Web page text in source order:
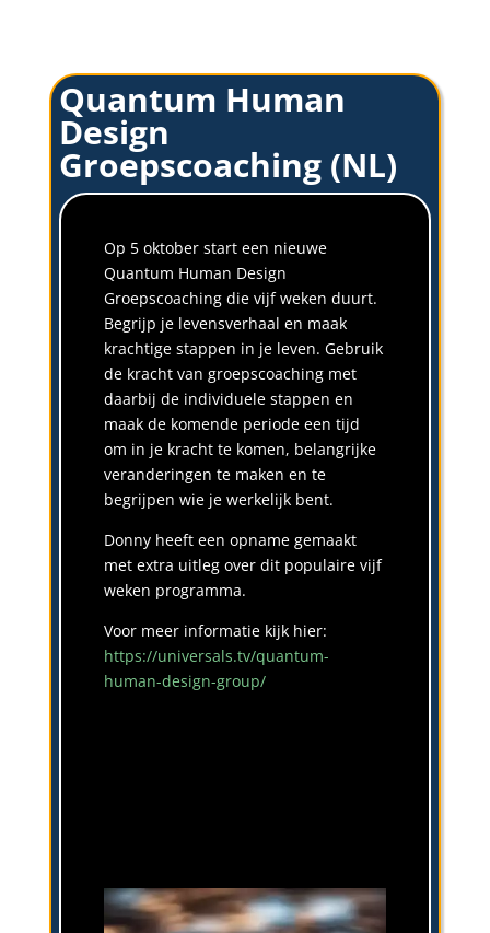
Quantum Human
Design
Groepscoaching (NL)
Op 5 oktober start een nieuwe
Quantum Human Design
Groepscoaching die vijf weken duurt.
Begrijp je levensverhaal en maak
krachtige stappen in je leven. Gebruik
de kracht van groepscoaching met
daarbij de individuele stappen en
maak de komende periode een tijd
om in je kracht te komen, belangrijke
veranderingen te maken en te
begrijpen wie je werkelijk bent.
Donny heeft een opname gemaakt
met extra uitleg over dit populaire vijf
weken programma.
Voor meer informatie kijk hier:
https://universals.tv/quantum-
human-design-group/